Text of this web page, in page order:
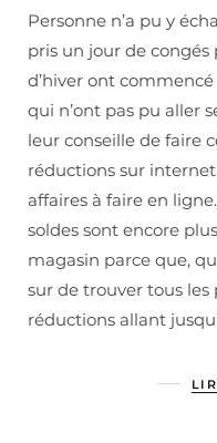
Personne n’a pu y
pris un jour de congés
d’hiver ont
qui n’ont pas pu aller
leur conseille de faire
réductions sur
affaires à faire en
soldes sont encore
magasin parce que,
sur de trouver tous
réductions allant